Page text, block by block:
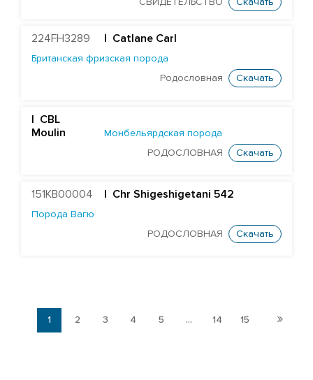
СВИДЕТЕЛЬСТВО Скачать
224FH3289 | Catlane Carl
Британская фризская порода
Родословная
Скачать
| CBL
Moulin
Монбельярдская порода
РОДОСЛОВНАЯ
Скачать
151KB00004 | Chr Shigeshigetani 542
Порода Вагю
РОДОСЛОВНАЯ
Скачать
1 2 3 4 5 ... 14 15